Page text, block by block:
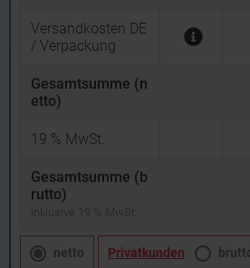
Versandkosten DE
/ Verpackung
Gesamtsumme (n
etto)
19 % MwSt.
Gesamtsumme (b
rutto)
inklusive 19 % MwSt.
netto Privatkunden